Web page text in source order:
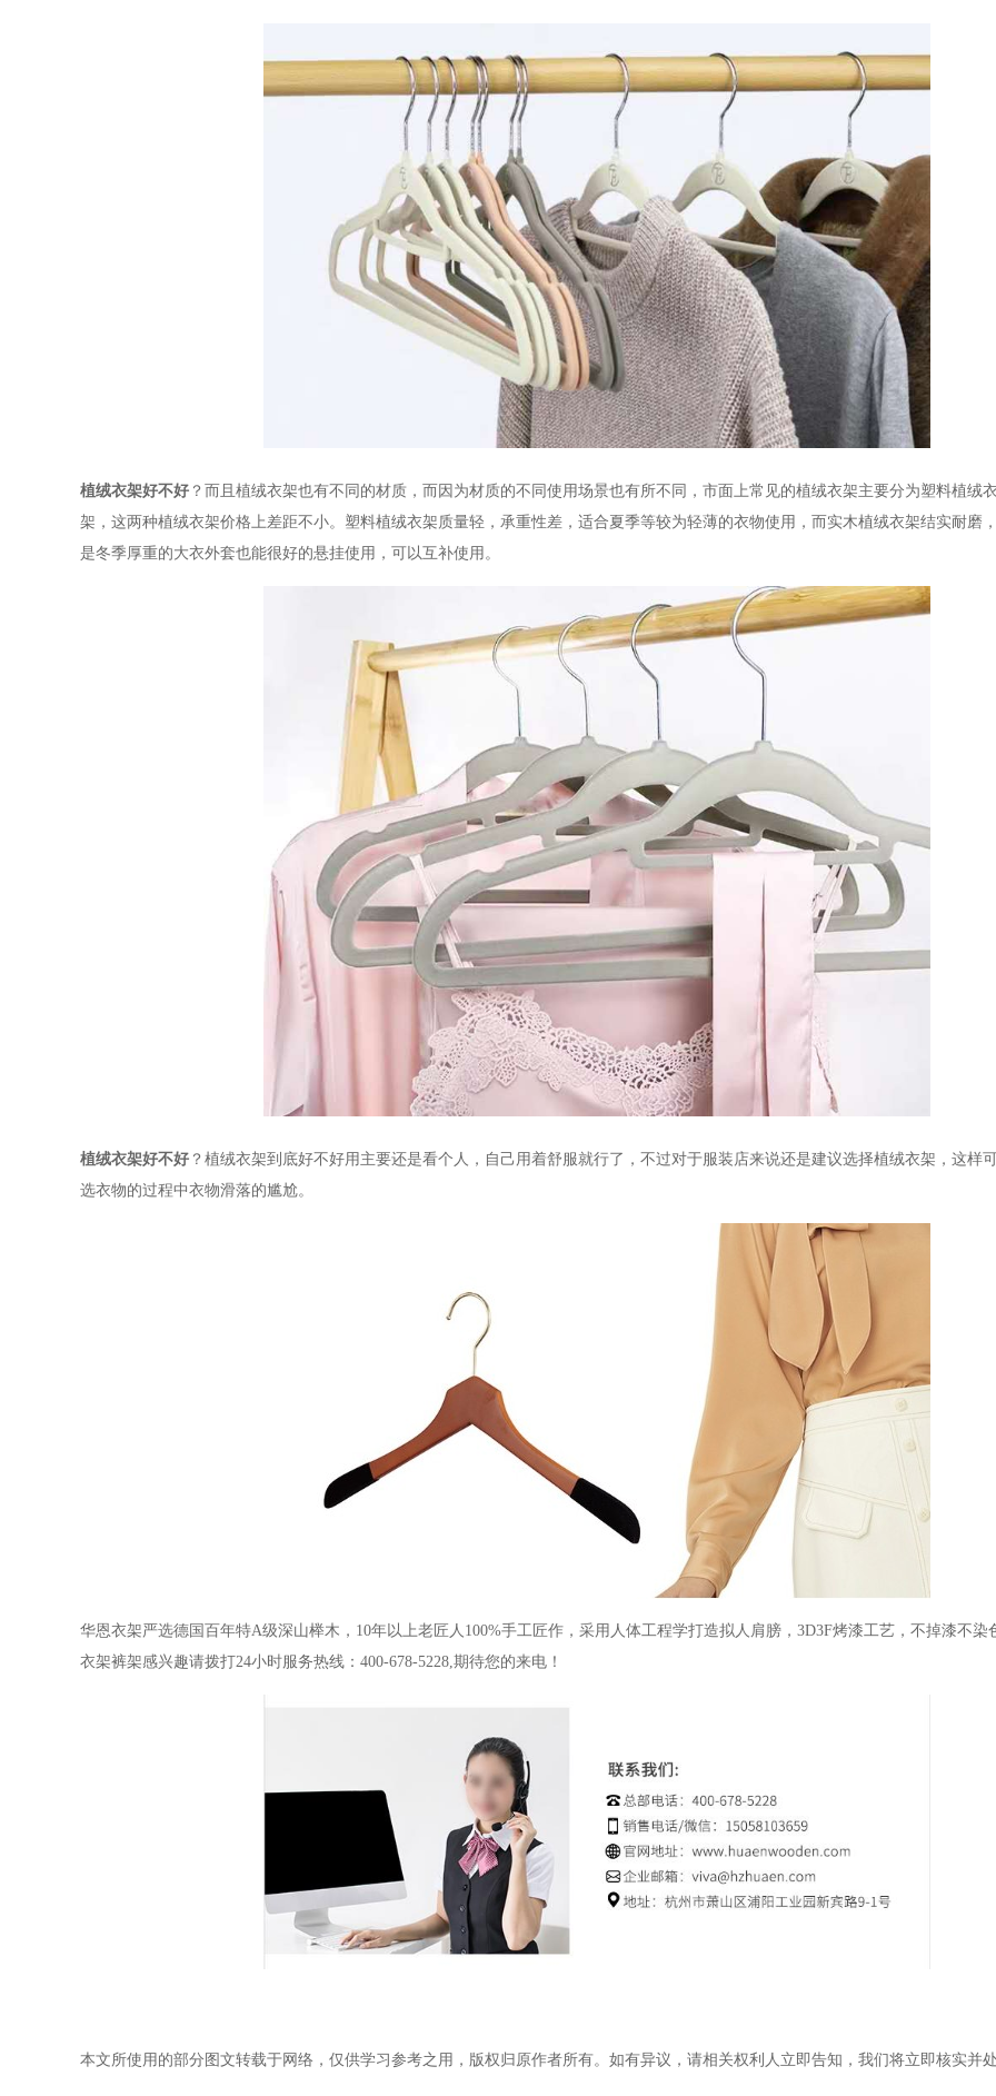
植绒衣架好不好 ？而且植绒衣架也有不同的材质，而因为材质的不同使用场景也有所不同，市面上常见的植绒衣架主要分为塑料植绒
架，这两种植绒衣架价格上差距不小。塑料植绒衣架质量轻，承重性差，适合夏季等较为轻薄的衣物使用，而实木植绒衣架结实耐磨
是冬季厚重的大衣外套也能很好的悬挂使用，可以互补使用。
植绒衣架好不好 ？植绒衣架到底好不好用主要还是看个人，自己用着舒服就行了，不过对于服装店来说还是建议选择植绒衣架，这样
选衣物的过程中衣物滑落的尴尬。
华恩衣架严选德国百年特A级深山榉木，10年以上老匠人100%手工匠作，采用人体工程学打造拟人肩膀，3D3F烤漆工艺，不掉漆不染
衣架裤架感兴趣请拨打24小时服务热线：400-678-5228,期待您的来电！
本文所使用的部分图文转载于网络，仅供学习参考之用，版权归原作者所有。如有异议，请相关权利人立即告知，我们将立即核实并处